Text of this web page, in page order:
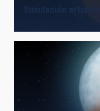
Simulación